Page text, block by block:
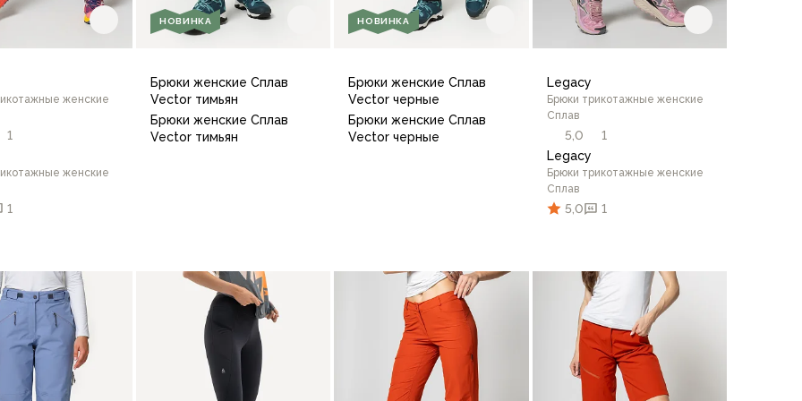
женские
1
женские
1
44 46 54 Базовая характеристика
В корзину
НОВИНКА
Брюки женские Сплав
Vector тимьян
Брюки женские Сплав
Vector тимьян
В корзину
НОВИНКА
Брюки женские Сплав
Vector черные
Брюки женские Сплав
Vector черные
В корзину
Legacy
Брюки трикотажные женские
Сплав
5,0
1
Legacy
Брюки трикотажные женские
Сплав
5,0 1
44 46
В корзину